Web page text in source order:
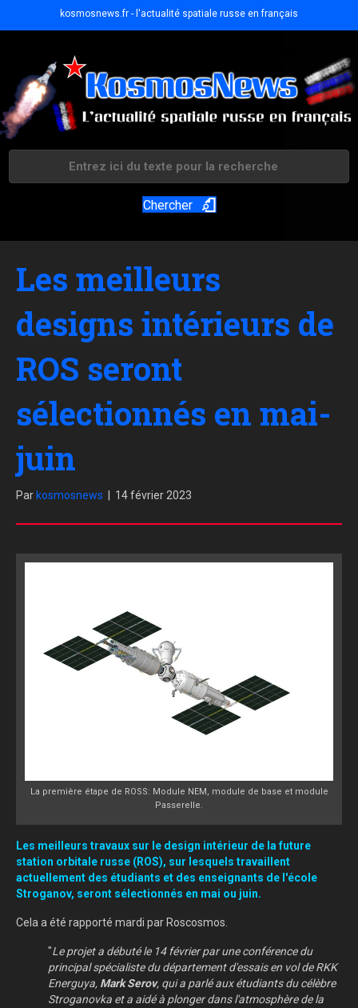
kosmosnews.fr - l'actualité spatiale russe en français
Chercher
Les meilleurs
designs intérieurs de
ROS seront
sélectionnés en mai-
juin
Par kosmosnews 14 février 2023
La première étape de ROSS: Module NEM, module de base et module
Passerelle.
Les meilleurs travaux sur le design intérieur de la future
station orbitale russe (ROS), sur lesquels travaillent
actuellement des étudiants et des enseignants de l'école
Stroganov, seront sélectionnés en mai ou juin.
Cela a été rapporté mardi par Roscosmos.
"Le projet a débuté le 14 février par une conférence du
principal spécialiste du département d'essais en vol de RKK
Energuya, Mark Serov, qui a parlé aux étudiants du célèbre
Stroganovka et a aidé à plonger dans l'atmosphère de la